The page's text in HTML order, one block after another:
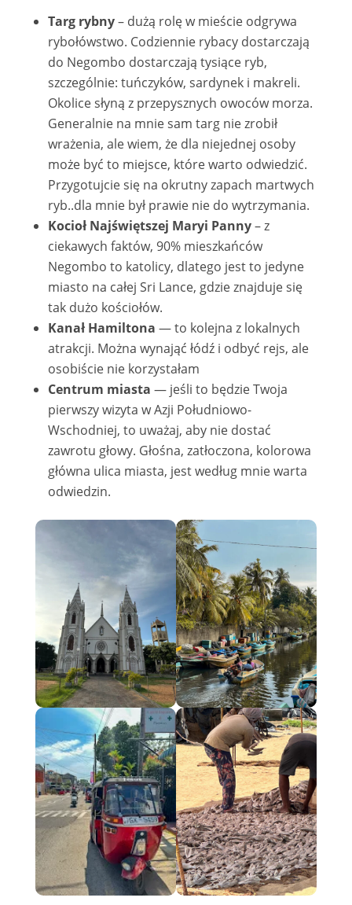
Targ rybny– dużą rolę w mieście odgrywa
rybołówstwo. Codziennie rybacy dostarczają
do Negombo dostarczają tysiące ryb,
szczególnie: tuńczyków, sardynek i makreli.
Okolice słyną z przepysznych owoców morza.
Generalnie na mnie sam targ nie zrobił
wrażenia, ale wiem, że dla niejednej osoby
może być to miejsce, które warto odwiedzić.
Przygotujcie się na okrutny zapach martwych
ryb..dla mnie był prawie nie do wytrzymania.
Kocioł Najświętszej Maryi Panny– z
ciekawych faktów, 90% mieszkańców
Negombo to katolicy, dlatego jest to jedyne
miasto na całej Sri Lance, gdzie znajduje się
tak dużo kościołów.
Kanał Hamiltona — to kolejna z lokalnych
atrakcji. Można wynająć łódź i odbyć rejs, ale
osobiście nie korzystałam
Centrum miasta — jeśli to będzie Twoja
pierwszy wizyta w Azji Południowo-
Wschodniej, to uważaj, aby nie dostać
zawrotu głowy. Głośna, zatłoczona, kolorowa
główna ulica miasta, jest według mnie warta
odwiedzin.